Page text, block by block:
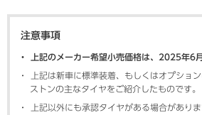
注意事項
上記のメーカー希望小売価格は、2025年6
上記は新車に標準装着、もしくはオプショ
ストンの主なタイヤをご紹介したものです。
上記以外にも承認タイヤがある場合があり